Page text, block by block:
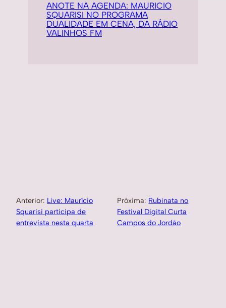
ANOTE NA AGENDA: MAURICIO
SQUARISI NO PROGRAMA
DUALIDADE EM CENA, DA RÁDIO
VALINHOS FM
Anterior: Live: Maurício
Squarisi participa de
entrevista nesta quarta
Próxima: Rubinata no
Festival Digital Curta
Campos do Jordão